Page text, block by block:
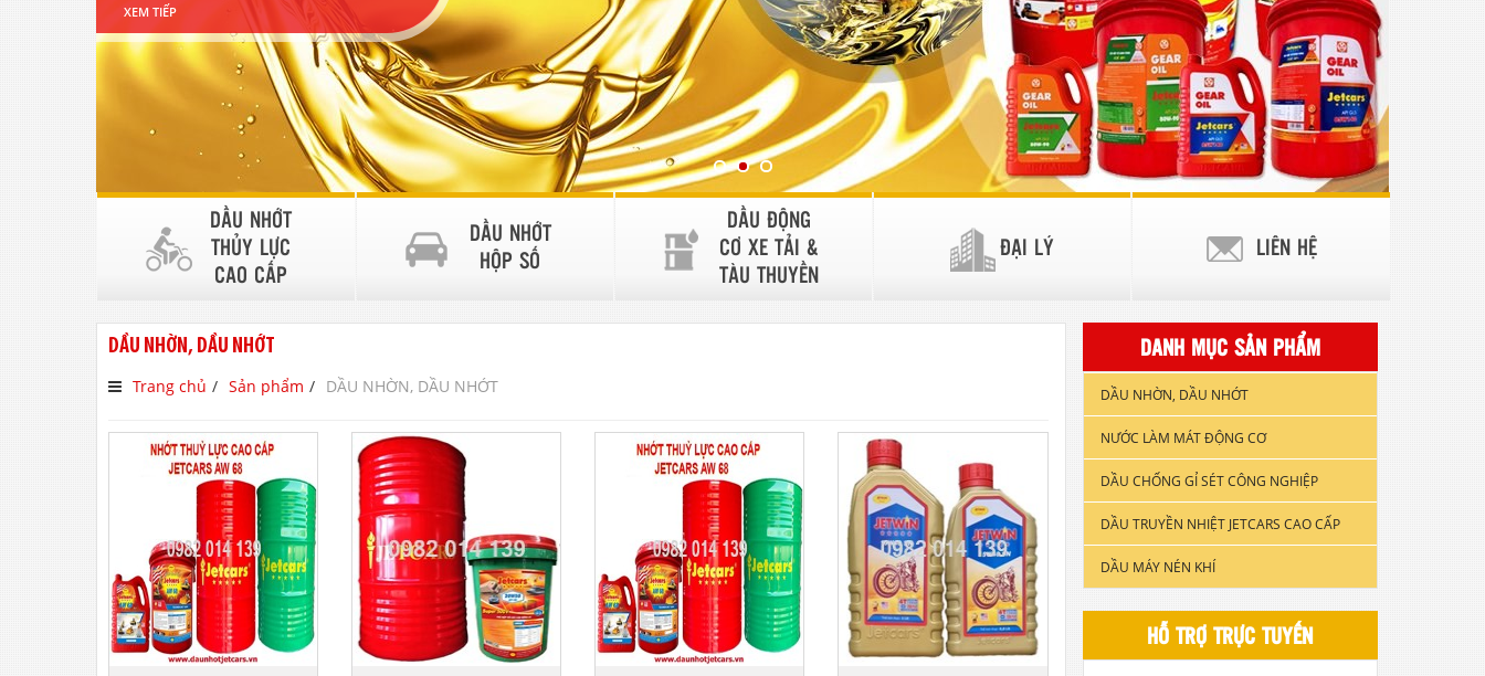
XEM TIẾP
DẦU NHỚT
THỦY LỰC
CAO CẤP
DẦU NHỚT
HỘP SỐ
DẦU ĐỘNG
CƠ XE TẢI &
TÀU THUYỀN
ĐẠI LÝ LIÊN HỆ
DANH MỤC SẢN PHẨM
DẦU NHỜN, DẦU NHỚT
DẦU NHỚT XE GẮN MÁY
DẦU ĐỘNG CƠ XE TẢI & TÀU
THUYỀN
DẦU NHỚT CÔNG NGHIỆP
DẦU NHỚT THỦY LỰC CAO CẤP
NƯỚC LÀM MÁT ĐỘNG CƠ
DẦU CHỐNG GỈ SÉT CÔNG NGHIỆP
DẦU TRUYỀN NHIỆT JETCARS CAO CẤP
DẦU MÁY NÉN KHÍ
HỖ TRỢ TRỰC TUYẾN
DẦU NHỜN, DẦU NHỚT
Trang chủ Sản phẩm DẦU NHỜN, DẦU NHỚT